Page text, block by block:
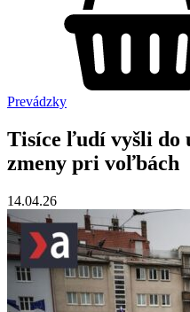
Prevádzky
Tisíce ľudí vyšli do
zmeny pri voľbách
14.04.26